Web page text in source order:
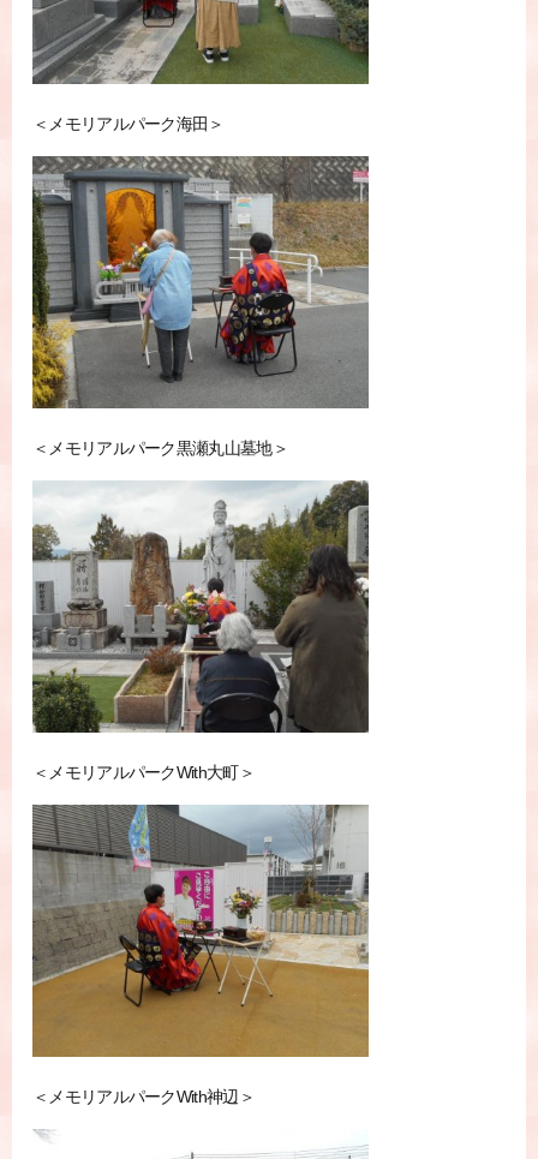
＜メモリアルパーク海田＞
＜メモリアルパーク黒瀬丸山墓地＞
＜メモリアルパークWith大町＞
＜メモリアルパークWith神辺＞